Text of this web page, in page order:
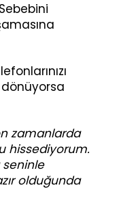
zamanlarda
hissediyorum.
seninle
olduğunda